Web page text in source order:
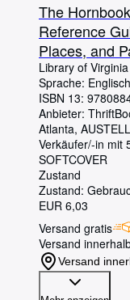
The
Reference
Places, and
Library of Virginia
Sprache: Englisch
ISBN 13:
Anbieter:
Atlanta,
Verkäufer/-in mit
SOFTCOVER
Zustand
Zustand:
EUR 6,03
Versand gratis
Versand
Versand